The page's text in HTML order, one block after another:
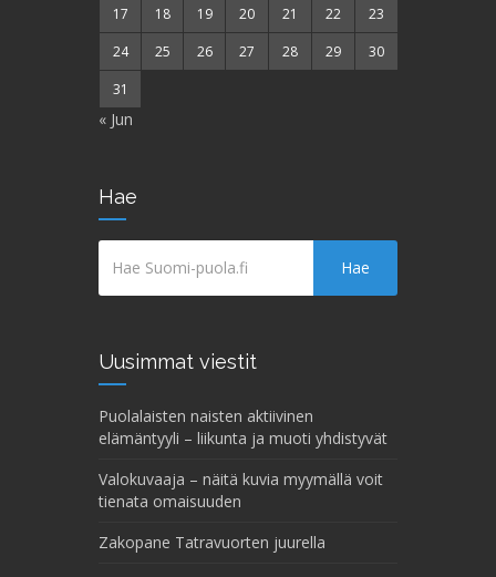
17
18 19 20 21 22
23
24
25 26 27 28 29
30
31
« Jun
Hae
Hae
Uusimmat viestit
Puolalaisten naisten aktiivinen
elämäntyyli – liikunta ja muoti yhdistyvät
Valokuvaaja – näitä kuvia myymällä voit
tienata omaisuuden
Zakopane Tatravuorten juurella